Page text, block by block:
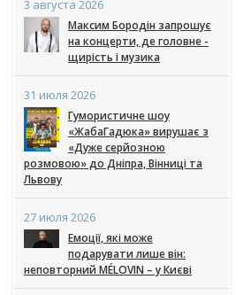
3 августа 2026
Максим Бородін запрошує
на концерти, де головне -
щирість і музика
31 июля 2026
Гумористичне шоу
«ЖабаГадюка» вирушає з
«Дуже серйозною
розмовою» до Дніпра, Вінниці та
Львову
27 июля 2026
Емоції, які може
подарувати лише він:
неповторний MÉLOVIN – у Києві